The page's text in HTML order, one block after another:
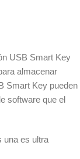
USB Smart Key
almacenar
Smart Key pueden
software que el
una es ultra